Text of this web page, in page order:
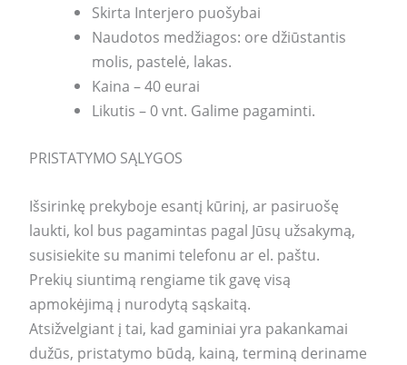
Skirta Interjero puošybai
Naudotos medžiagos: ore džiūstantis
molis, pastelė, lakas.
Kaina – 40 eurai
Likutis – 0 vnt. Galime pagaminti.
PRISTATYMO SĄLYGOS
Išsirinkę prekyboje esantį kūrinį, ar pasiruošę
laukti, kol bus pagamintas pagal Jūsų užsakymą,
susisiekite su manimi telefonu ar el. paštu.
Prekių siuntimą rengiame tik gavę visą
apmokėjimą į nurodytą sąskaitą.
Atsižvelgiant į tai, kad gaminiai yra pakankamai
dužūs, pristatymo būdą, kainą, terminą deriname